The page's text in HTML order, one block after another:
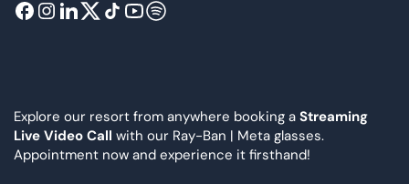
Explore our resort from anywhere booking a Streaming
Live Video Call with our Ray-Ban | Meta glasses.
Appointment now and experience it firsthand!